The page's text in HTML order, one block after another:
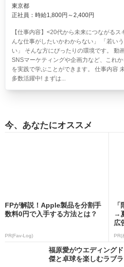
東京都
正社員：時給1,800円～2,400円
【仕事内容】<20代から未来につながる
んな仕事がしたいかわからない」 「若い
い」 そんな方にぴったりの環境です。 動
SNSマーケティングや企画力など、これ
を実践で学ぶことができます。 仕事内容
多数活躍中! まずは...
今、あなたにオススメ
FPが解説！Apple製品を分割手
数料0円で入手する方法とは？
PR(Fav-Log)
→
広
PR(
福原愛がウエディング
傑と卓球を楽しむラブ